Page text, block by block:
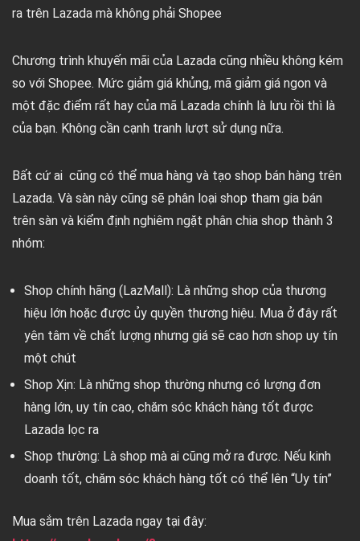
ra trên Lazada mà không phải Shopee
Chương trình khuyến mãi của Lazada cũng nhiều không kém
so với Shopee. Mức giảm giá khủng, mã giảm giá ngon và
một đặc điểm rất hay của mã Lazada chính là lưu rồi thì là
của bạn. Không cần cạnh tranh lượt sử dụng nữa.
Bất cứ ai cũng có thể mua hàng và tạo shop bán hàng trên
Lazada. Và sàn này cũng sẽ phân loại shop tham gia bán
trên sàn và kiểm định nghiêm ngặt phân chia shop thành 3
nhóm:
Shop chính hãng (LazMall): Là những shop của thương
hiệu lớn hoặc được ủy quyền thương hiệu. Mua ở đây rất
yên tâm về chất lượng nhưng giá sẽ cao hơn shop uy tín
một chút
Shop Xịn: Là những shop thường nhưng có lượng đơn
hàng lớn, uy tín cao, chăm sóc khách hàng tốt được
Lazada lọc ra
Shop thường: Là shop mà ai cũng mở ra được. Nếu kinh
doanh tốt, chăm sóc khách hàng tốt có thể lên “Uy tín”
Mua sắm trên Lazada ngay tại đây: